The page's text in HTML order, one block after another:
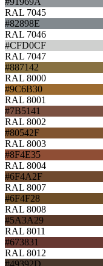
RAL 7045
#82898E
RAL 7046
#CFD0CF
RAL 7047
#887142
RAL 8000
#9C6B30
RAL 8001
#7B5141
RAL 8002
#80542F
RAL 8003
#8F4E35
RAL 8004
#6F4A2F
RAL 8007
#6F4F28
RAL 8008
#5A3A29
RAL 8011
#673831
RAL 8012
#49392D